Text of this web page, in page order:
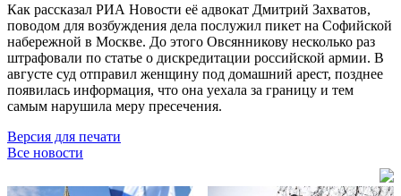
Как рассказал РИА Новости её адвокат Дмитрий Захватов,
поводом для возбуждения дела послужил пикет на Софийской
набережной в Москве. До этого Овсянникову несколько раз
штрафовали по статье о дискредитации российской армии. В
августе суд отправил женщину под домашний арест, позднее
появилась информация, что она уехала за границу и тем
самым нарушила меру пресечения.
Версия для печати
Все новости